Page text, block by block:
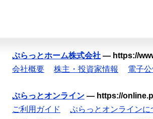
ぷらっとホーム株式会社 — https://
会社概要
株主・投資家情報 電子
ぷらっとオンライン — https://
ご利用ガイド
ぷらっとオンラインに